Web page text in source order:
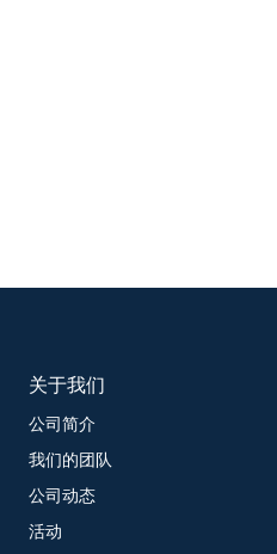
关于我们
公司简介
我们的团队
公司动态
活动